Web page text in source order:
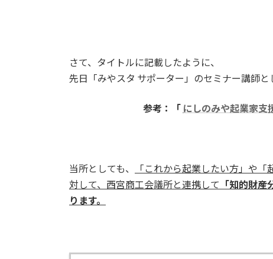
さて、タイトルに記載したように、
先日「みやスタ サポーター」のセミナー講師
参考：「 にしのみや起業家
当所としても、
「これから起業したい方」や
対して、西宮商工会議所と連携して
「知的財
ります。